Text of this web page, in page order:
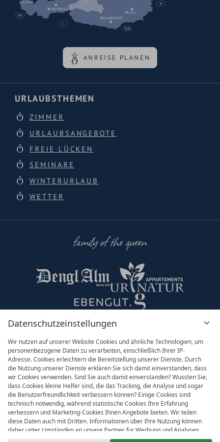
Datenschutzeinstellungen
Wir nutzen auf unserer Website Cookies und ähnliche Technologien, um
personenbezogene Daten zu verarbeiten, einschließlich Ihrer IP-
Adresse. Cookies erleichtern die Bereitstellung unserer Dienste. Durch
die Nutzung unserer Dienste erklären Sie sich damit einverstanden, dass
wir Cookies verwenden. Sind Sie auch damit einverstanden? Wussten Sie,
dass Cookies kleine Helfer sind, die das Tracking, die Analyse und sogar
die Benutzerfreundlichkeit verbessern können? Einige Cookies sind
technisch notwendig, während statistische Cookies Ihre Erfahrung
verbessern und Marketing-Cookies Ihnen Angebote bieten. Wir teilen
diese Daten auch mit Dritten. Informationen über Ihre Nutzung können
daher unter Umständen an unsere Partner für Werbung und Analysen
weitergegeben werden. Die Verarbeitung der Daten erfolgt entweder mit
ANREISE PLANEN
URLAUBSTHEMEN
ZIMMER
URLAUBSANGEBOTE
FREIE LÜCKEN
SEMINARE
WINTERURLAUB
WETTER
family of the queen
Impressum
AGB